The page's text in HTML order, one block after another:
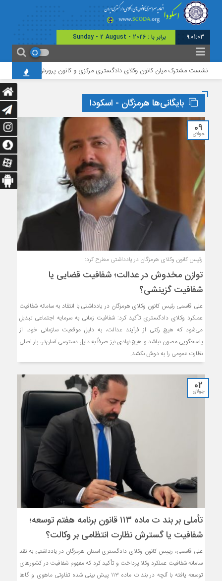
9:01:04 امر
نشست مشترک میان کانون وکلای دادگستری مرکزی و کانون پرورش فکری استان
بایگانی‌ها هرمزگان - اسکودا
09
جولای
رئیس کانون وکلای هرمزگان در یادداشتی مطرح کرد:
توازن مخدوش در عدالت؛ شفافیت قضایی یا
شفافیت گزینشی؟
علی قاسمی رئیس کانون وکلای هرمزگان در یادداشتی با انتقاد به سامانه شفافیت
عملکرد وکلای دادگستری تأکید کرد: شفافیت زمانی به سرمایه اجتماعی تبدیل
می‌شود که هیچ رکنی از فرآیند عدالت، به دلیل موقعیت سازمانی خود، از
پاسخگویی مصون نباشد و هیچ نهادی نیز صرفاً به دلیل دسترسی آسان‌تر، بار اصلی
نظارت عمومی را به دوش نکشد.
02
جولای
تأملی بر بند ت ماده ۱۱۳ قانون برنامه هفتم توسعه؛
شفافیت یا گسترش نظارت انتظامی بر وکالت؟
علی قاسمی، رییس کانون وکلای دادگستری استان هرمزگان در یادداشتی به نقد
سامانه شفافیت عملکرد وکلا پرداخت و تأکید کرد که مفهوم شفافیت در کشورهای
توسعه یافته با آنچه در بند ت ماده ۱۱۳ پیش بینی شده تفاوتی ماهوی و گاها